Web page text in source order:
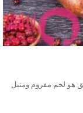
هو لحم مفروم ومتبل